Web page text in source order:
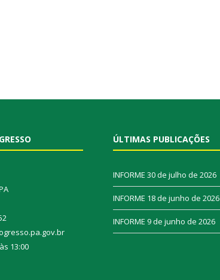
13:00
ÚLTIMAS PUBLICAÇÕES
INFORME 30 de julho de 2026
INFORME 18 de junho de 2026
INFORME 9 de junho de 2026